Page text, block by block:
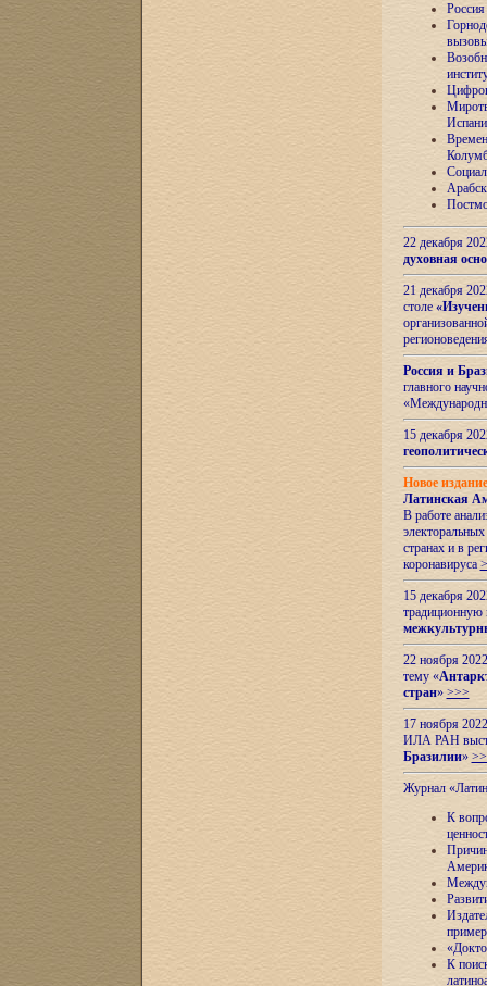
22 декабря
духовная
21 декабря
столе
Россия и
главного
15 декабря
Новое
Латинская
В работе
странах и в
коронавируса
15 декабря
22 ноября
тему «
стран» >>>
17 ноября
ИЛА РАН
Бразилии»
Журнал
К
К